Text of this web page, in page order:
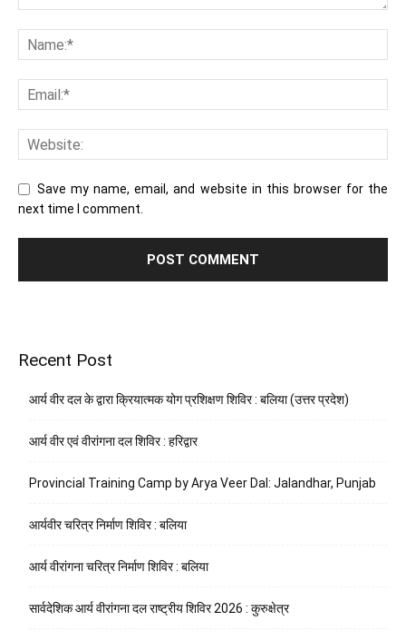
Save my name, email, and website in this browser for the
next time I comment.
Recent Post
आर्य वीर दल के द्वारा क्रियात्मक योग प्रशिक्षण शिविर : बलिया (उत्तर प्रदेश)
आर्य वीर एवं वीरांगना दल शिविर : हरिद्वार
Provincial Training Camp by Arya Veer Dal: Jalandhar, Punjab
आर्यवीर चरित्र निर्माण शिविर : बलिया
आर्य वीरांगना चरित्र निर्माण शिविर : बलिया
सार्वदेशिक आर्य वीरांगना दल राष्ट्रीय शिविर 2026 : कुरुक्षेत्र